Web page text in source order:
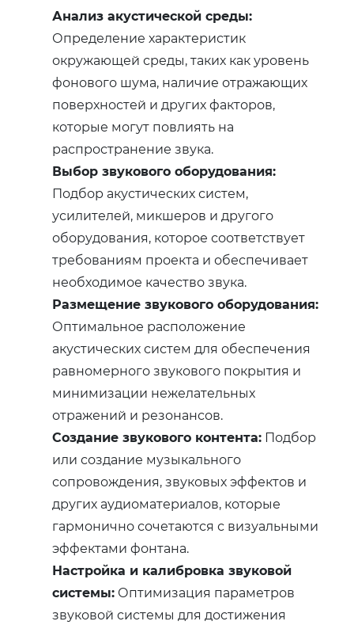
Анализ акустической среды:
Определение характеристик
окружающей среды, таких как уровень
фонового шума, наличие отражающих
поверхностей и других факторов,
которые могут повлиять на
распространение звука.
Выбор звукового оборудования:
Подбор акустических систем,
усилителей, микшеров и другого
оборудования, которое соответствует
требованиям проекта и обеспечивает
необходимое качество звука.
Размещение звукового оборудования:
Оптимальное расположение
акустических систем для обеспечения
равномерного звукового покрытия и
минимизации нежелательных
отражений и резонансов.
Создание звукового контента: Подбор
или создание музыкального
сопровождения, звуковых эффектов и
других аудиоматериалов, которые
гармонично сочетаются с визуальными
эффектами фонтана.
Настройка и калибровка звуковой
системы: Оптимизация параметров
звуковой системы для достижения